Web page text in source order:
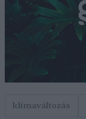
klímaváltozás